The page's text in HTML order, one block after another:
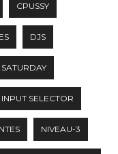
CPUSSY
DJS
SATURDAY
INPUT SELECTOR
NIVEAU-3